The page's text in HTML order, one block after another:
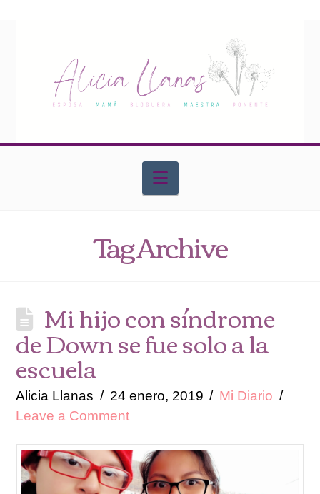
Navigation
Tag Archive
Mi hijo con síndrome
de Down se fue solo a la
escuela
Alicia Llanas 24 enero, 2019
Mi Diario
Leave a Comment